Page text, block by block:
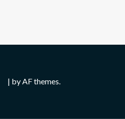
| by AF themes.